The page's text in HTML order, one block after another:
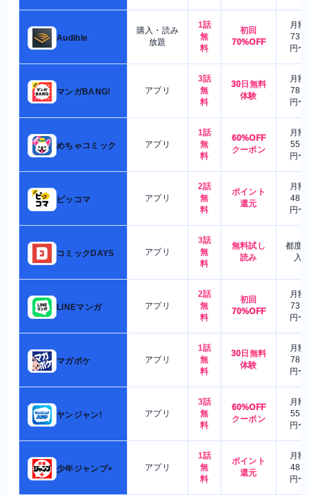
Audible
購入・読み
放題
1話
無
料
初回
70%OFF
月額
730
円〜
マンガBANG! アプリ
3話
無
料
30日無料
体験
月額
780
円〜
めちゃコミック アプリ
1話
無
料
60%OFF
クーポン
月額
550
円〜
ピッコマ アプリ
2話
無
料
ポイント
還元
月額
480
円〜
コミックDAYS アプリ
3話
無
料
無料試し
読み
都度
入
LINEマンガ アプリ
2話
無
料
初回
70%OFF
月額
730
円〜
マガポケ アプリ
1話
無
料
30日無料
体験
月額
780
円〜
ヤンジャン! アプリ
3話
無
料
60%OFF
クーポン
月額
550
円〜
少年ジャンプ+ アプリ
1話
無
料
ポイント
還元
月額
480
円〜